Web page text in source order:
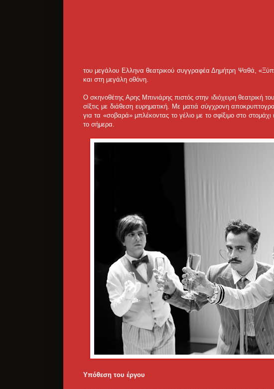
του μεγάλου Ελληνα θεατρικού συγγραφέα Δημήτρη Ψαθά,
και στη μεγάλη οθόνη.
Ο σκηνοθέτης Αρης Μπινιάρης πιστός στην ιδιόχειρη θεατρική
σίξτις με διάθεση ευρηματική. Με ματιά σύγχρονη
για τα «σοβαρά» μπλέκοντας το γέλιο με το σφίξιμο στο
το σήμερα.
Υπόθεση του έργου